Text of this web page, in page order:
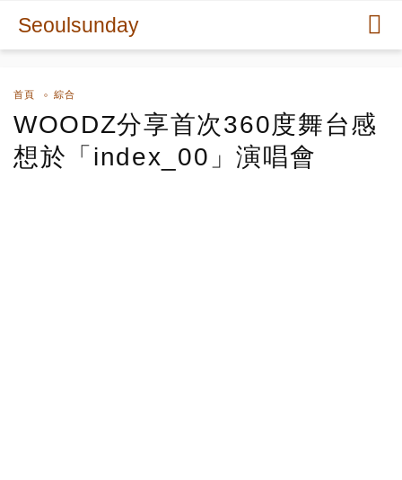
Seoulsunday
首頁 綜合
WOODZ分享首次360度舞台感
想於「index_00」演唱會